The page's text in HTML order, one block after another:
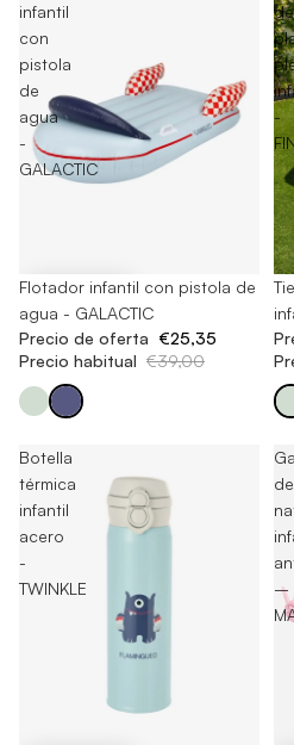
infantil
con
pistola
de
agua
-
GALACTIC
-35%
Flotador infantil con pistola de
agua - GALACTIC
Precio de oferta €25,35
Precio habitual €39,00
de
-
-
Botella
térmica
infantil
acero
-
TWINKLE
de
–